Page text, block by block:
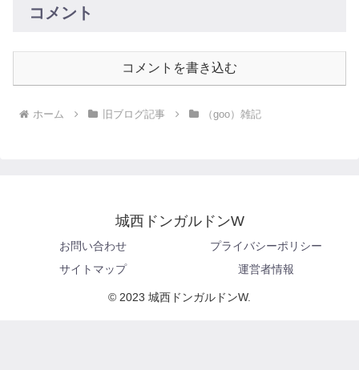
コメント
コメントを書き込む
ホーム 旧ブログ記事 （goo）雑記
城西ドンガルドンW
お問い合わせ
プライバシーポリシー
サイトマップ
運営者情報
© 2023 城西ドンガルドンW.